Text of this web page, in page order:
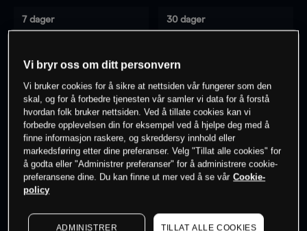
7 dager 30 dager
0% av kunder erpå dette instrumentet
Søk om konto
Vi bryr oss om ditt personvern
Vi bruker cookies for å sikre at nettsiden vår fungerer som den
skal, og for å forbedre tjenesten vår samler vi data for å forstå
hvordan folk bruker nettsiden. Ved å tillate cookies kan vi
forbedre opplevelsen din for eksempel ved å hjelpe deg med å
finne informasjon raskere, og skreddersy innhold eller
markedsføring etter dine preferanser. Velg "Tillat alle cookies" for
å godta eller "Administrer preferanser" for å administrere cookie-
preferansene dine. Du kan finne ut mer ved å se vår Cookie-
policy
ADMINISTRER
TILLAT ALLE COOKIES